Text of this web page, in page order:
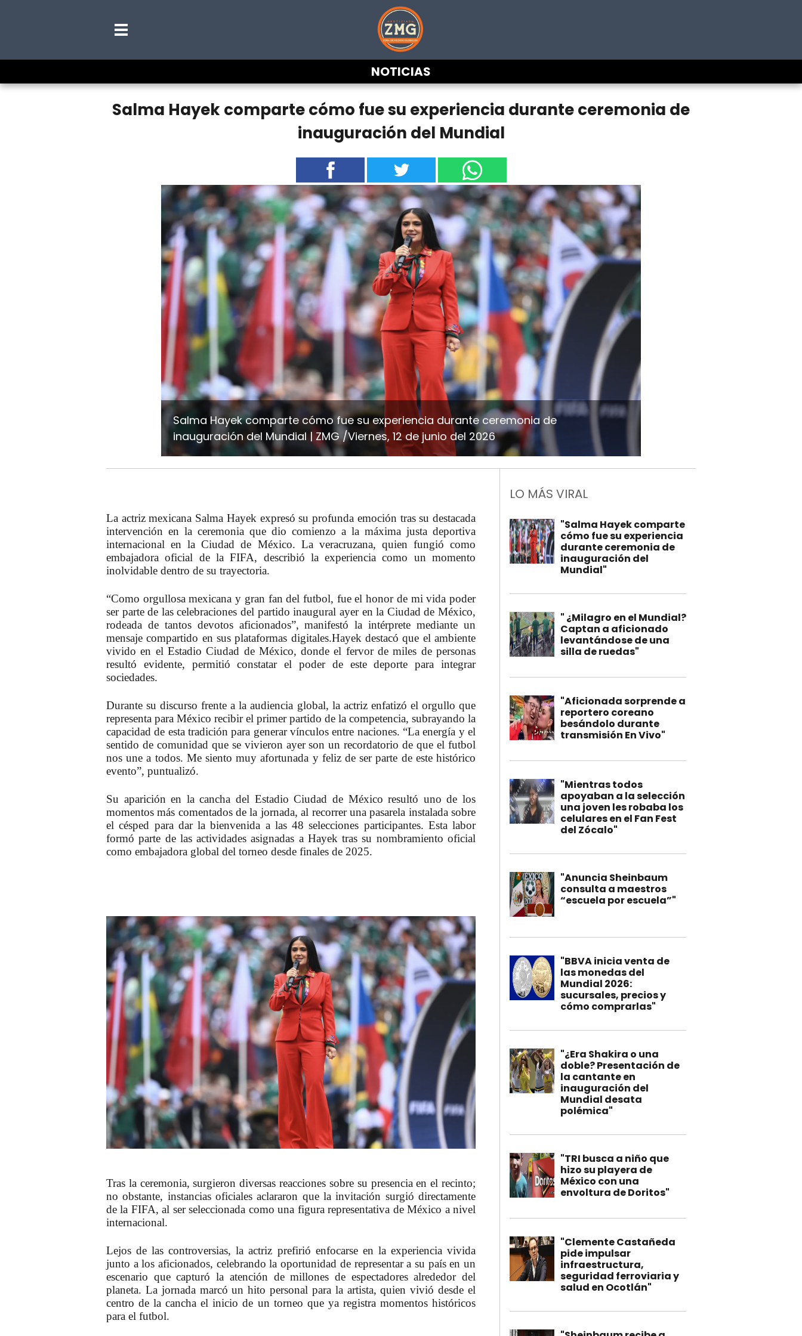
NOTICIAS
Salma Hayek comparte cómo fue su experiencia durante ceremonia de
inauguración del Mundial
Salma Hayek comparte cómo fue su experiencia durante ceremonia de
inauguración del Mundial
ZMG /Viernes, 12 de junio del 2026
La actriz mexicana Salma Hayek expresó su profunda emoción tras su destacada
intervención en la ceremonia que dio comienzo a la máxima justa deportiva
internacional en la Ciudad de México. La veracruzana, quien fungió como
embajadora oficial de la FIFA, describió la experiencia como un momento
inolvidable dentro de su trayectoria.
“Como orgullosa mexicana y gran fan del futbol, fue el honor de mi vida poder
ser parte de las celebraciones del partido inaugural ayeren la Ciudad de México,
rodeada de tantos devotos aficionados”, manifestó la intérprete mediante un
mensaje compartido en sus plataformas digitales.Hayek destacó que el ambiente
vivido en el Estadio Ciudad de México, donde el fervor de miles de personas
resultó evidente, permitió constatar el poder de este deporte para integrar
sociedades.
Durante su discurso frente a la audiencia global, la actriz enfatizó el orgullo que
representa para México recibir el primer partido de la competencia, subrayando la
capacidad de esta tradición para generar vínculos entre naciones. “La energía y el
sentido de comunidad que se vivieron ayer son un recordatorio de que el futbol
nos une a todos. Me siento muy afortunada y feliz de ser parte de este histórico
evento”, puntualizó.
Su aparición en la cancha del Estadio Ciudad de Méxicoresultó uno de los
momentos más comentados de la jornada, al recorrer una pasarela instalada sobre
el césped para dar la bienvenida a las 48 selecciones participantes. Esta labor
formó parte de las actividades asignadas a Hayek trassu nombramiento oficial
como embajadora global del torneo desde finales de 2025.
Tras la ceremonia, surgieron diversas reacciones sobre su presencia en el recinto;
no obstante, instancias oficiales aclararon que la invitación surgió directamente
de la FIFA,al ser seleccionada como una figura representativa de México a nivel
internacional.
Lejos de las controversias, la actriz prefirió enfocarse en la experiencia vivida
junto a los aficionados, celebrando la oportunidad de representar a su país en un
escenario quecapturó la atención de millones de espectadores alrededor del
planeta. La jornada marcó un hito personal para la artista, quien vivió desde el
centro de la cancha el inicio de un torneo que ya registra momentos históricos
para el futbol.
LO MÁS VIRAL
"Salma Hayek comparte
cómo fue su experiencia
durante ceremonia de
inauguración del
Mundial"
" ¿Milagro en el Mundial?
Captan a aficionado
levantándose de una
silla de ruedas"
"Aficionada sorprende a
reportero coreano
besándolo durante
transmisión En Vivo"
"Mientras todos
apoyaban a la selección
una joven les robaba los
celulares en el Fan Fest
del Zócalo"
"Anuncia Sheinbaum
consulta a maestros
“escuela por escuela”"
"BBVA inicia venta de
las monedas del
Mundial 2026:
sucursales, precios y
cómo comprarlas"
"¿Era Shakira o una
doble? Presentación de
la cantante en
inauguración del
Mundial desata
polémica"
"TRI busca a niño que
hizo su playera de
México con una
envoltura de Doritos"
"Clemente Castañeda
pide impulsar
infraestructura,
seguridad ferroviaria y
salud en Ocotlán"